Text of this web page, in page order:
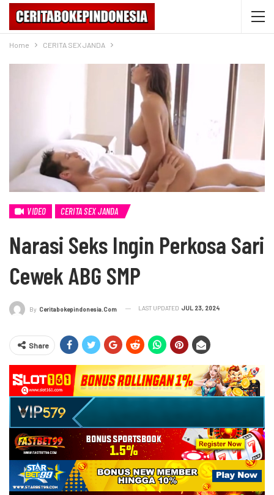
Home CERITA SEX JANDA
VIDEO CERITA SEX JANDA
Narasi Seks Ingin Perkosa Sari
Cewek ABG SMP
By Ceritabokepindonesia.com LAST UPDATED JUL 23, 2024
Share